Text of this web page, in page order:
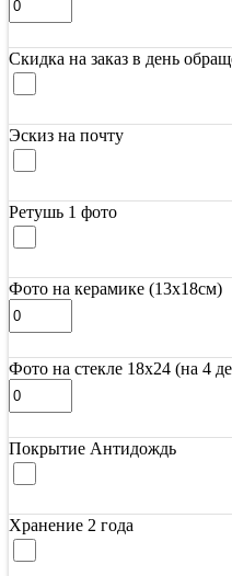
Скидка на заказ в день
Эскиз на почту
Ретушь 1 фото
Фото на керамике (13х18см)
Фото на стекле 18х24 (на 4
Покрытие Антидождь
Хранение 2 года